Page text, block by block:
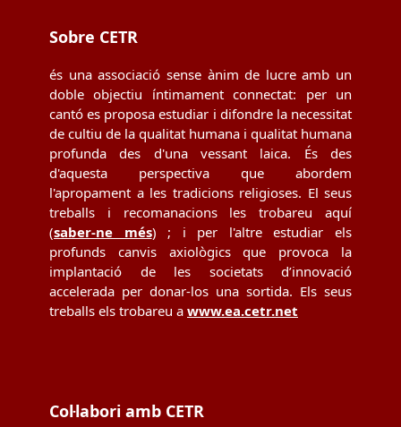
Sobre CETR
és una associació sense ànim de lucre amb un
doble objectiu íntimament connectat: per un
cantó es proposa estudiar i difondre la necessitat
de cultiu de la qualitat humana i qualitat humana
profunda des d'una vessant laica. És des
d'aquesta perspectiva que abordem
l'apropament a les tradicions religioses. El seus
treballs i recomanacions les trobareu aquí
(saber-ne més) ; i per l'altre estudiar els
profunds canvis axiològics que provoca la
implantació de les societats d’innovació
accelerada per donar-los una sortida. Els seus
treballs els trobareu a www.ea.cetr.net
Col·labori amb CETR